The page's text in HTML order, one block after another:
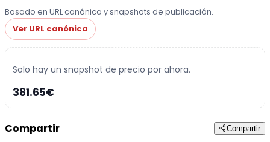
Basado en URL canónica y snapshots de publicación.
Ver URL canónica
Solo hay un snapshot de precio por ahora.
381.65€
Compartir Compartir